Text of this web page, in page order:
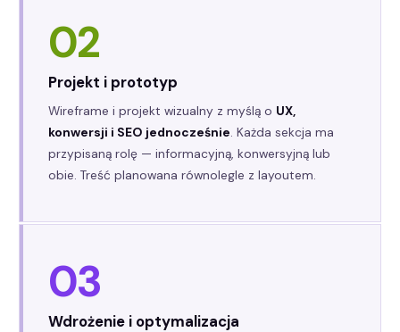
02
Projekt i prototyp
Wireframe i projekt wizualny z myślą o UX,
konwersji i SEO jednocześnie . Każda sekcja ma
przypisaną rolę — informacyjną, konwersyjną lub
obie. Treść planowana równolegle z layoutem.
03
Wdrożenie i optymalizacja